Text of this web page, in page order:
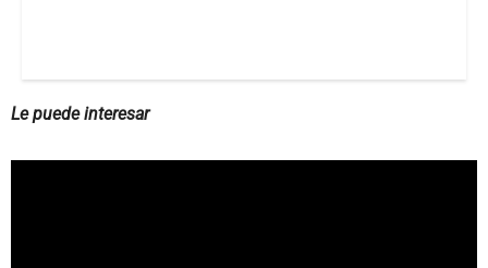
Le puede interesar